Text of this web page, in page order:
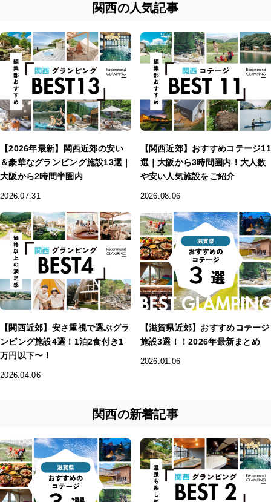
関西の人気記事
【2026年最新】関西近郊の安い
＆豪華なグランピング施設13選｜
大阪から2時間半圏内
2026.07.31
【関西近郊】おすすめコテージ11
選｜大阪から3時間圏内！大人数
や安い人気施設をご紹介
2026.08.06
【関西近郊】安さ重視で選ぶグラ
ンピング施設4選！1泊2食付き1
万円以下〜！
2026.04.06
【滋賀県近郊】おすすめコテージ
施設3選！！2026年最新まとめ
2026.01.06
関西の新着記事